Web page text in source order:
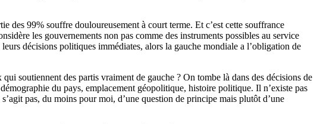
des 99% souffre douloureusement à court terme. Et c’est cette souffrance
les gouvernements non pas comme des instruments possibles au service
décisions politiques immédiates, alors la gauche mondiale a l’obligation de
soutiennent des partis vraiment de gauche ? On tombe là dans des décisions de
du pays, emplacement géopolitique, histoire politique. Il n’existe pas
pas, du moins pour moi, d’une question de principe mais plutôt d’une